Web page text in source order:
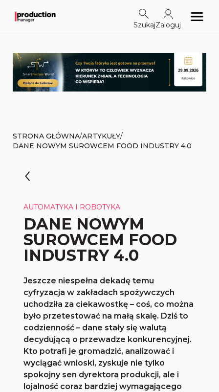
SzukajZaloguj
STRONA GŁÓWNA/ARTYKUŁY/
DANE NOWYM SUROWCEM FOOD INDUSTRY 4.0
AUTOMATYKA I ROBOTYKA
DANE NOWYM
SUROWCEM FOOD
INDUSTRY 4.0
Jeszcze niespełna dekadę temu
cyfryzacja w zakładach spożywczych
uchodziła za ciekawostkę – coś, co można
było przetestować na małą skalę. Dziś to
codzienność – dane stały się walutą
decydującą o przewadze konkurencyjnej.
Kto potrafi je gromadzić, analizować i
wyciągać wnioski, zyskuje nie tylko
spokojny sen dyrektora produkcji, ale i
lojalność coraz bardziej wymagającego